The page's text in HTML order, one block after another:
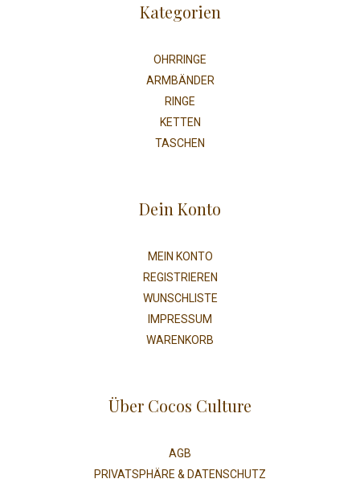
Kategorien
OHRRINGE
ARMBÄNDER
RINGE
KETTEN
TASCHEN
Dein Konto
MEIN KONTO
REGISTRIEREN
WUNSCHLISTE
IMPRESSUM
WARENKORB
Über Cocos Culture
AGB
PRIVATSPHÄRE & DATENSCHUTZ